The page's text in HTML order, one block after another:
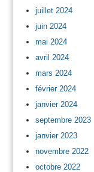
juillet 2024
juin 2024
mai 2024
avril 2024
mars 2024
février 2024
janvier 2024
septembre 2023
janvier 2023
novembre 2022
octobre 2022